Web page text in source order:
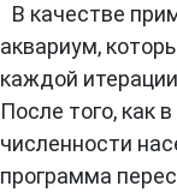
В качестве
аквариум,
каждой
После того, как
численности
программа